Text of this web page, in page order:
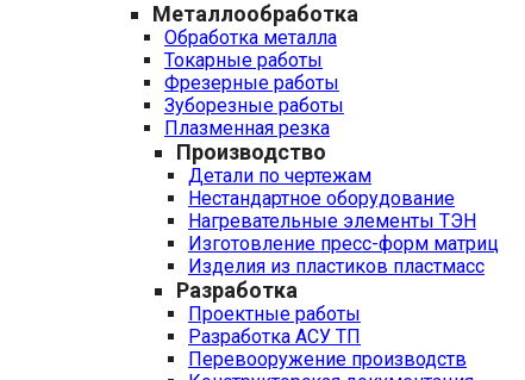
Металлообработка
Обработка металла
Токарные работы
Фрезерные работы
Зуборезные работы
Плазменная резка
Производство
Детали по чертежам
Нестандартное оборудование
Нагревательные элементы ТЭН
Изготовление пресс-форм матриц
Изделия из пластиков пластмасс
Разработка
Проектные работы
Разработка АСУ ТП
Перевооружение производств